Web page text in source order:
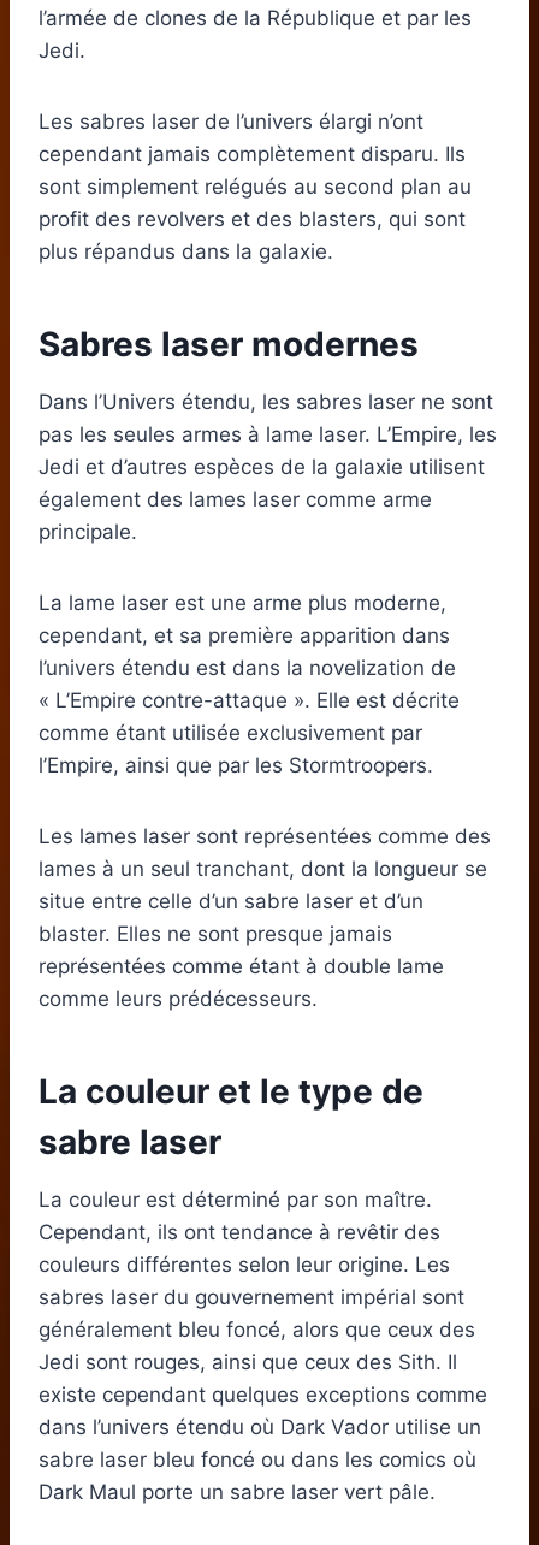
l’armée de clones de la République et par les
Jedi.
Les sabres laser de l’univers élargi n’ont
cependant jamais complètement disparu. Ils
sont simplement relégués au second plan au
profit des revolvers et des blasters, qui sont
plus répandus dans la galaxie.
Sabres laser modernes
Dans l’Univers étendu, les sabres laser ne sont
pas les seules armes à lame laser. L’Empire, les
Jedi et d’autres espèces de la galaxie utilisent
également des lames laser comme arme
principale.
La lame laser est une arme plus moderne,
cependant, et sa première apparition dans
l’univers étendu est dans la novelization de
« L’Empire contre-attaque ». Elle est décrite
comme étant utilisée exclusivement par
l’Empire, ainsi que par les Stormtroopers.
Les lames laser sont représentées comme des
lames à un seul tranchant, dont la longueur se
situe entre celle d’un sabre laser et d’un
blaster. Elles ne sont presque jamais
représentées comme étant à double lame
comme leurs prédécesseurs.
La couleur et le type de
sabre laser
La couleur est déterminé par son maître.
Cependant, ils ont tendance à revêtir des
couleurs différentes selon leur origine. Les
sabres laser du gouvernement impérial sont
généralement bleu foncé, alors que ceux des
Jedi sont rouges, ainsi que ceux des Sith. Il
existe cependant quelques exceptions comme
dans l’univers étendu où Dark Vador utilise un
sabre laser bleu foncé ou dans les comics où
Dark Maul porte un sabre laser vert pâle.